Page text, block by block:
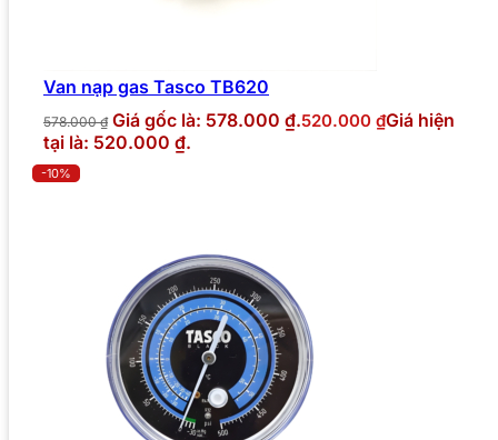
Van nạp gas Tasco TB620
578.000₫ Giá gốc là: 578.000 ₫.520.000 ₫Giá hiện
tại là: 520.000 ₫.
-10%